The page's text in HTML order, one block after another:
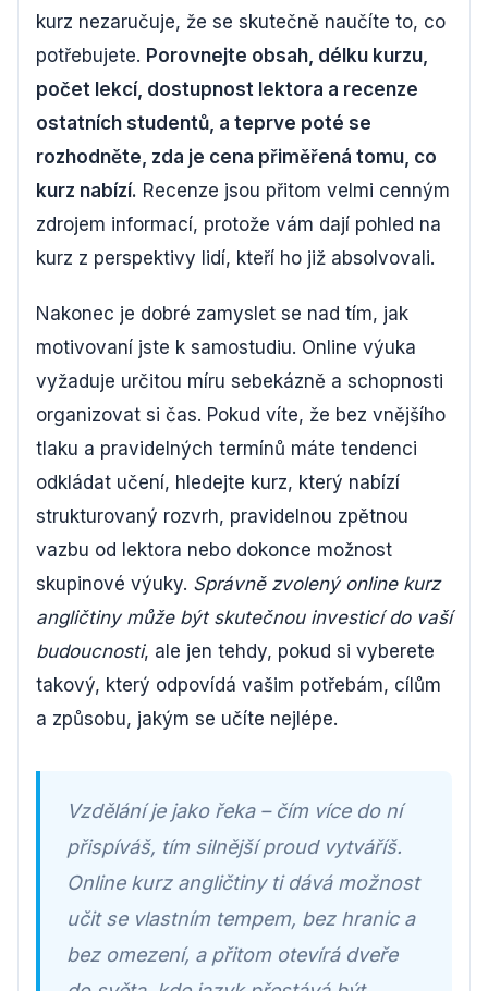
kurz nezaručuje, že se skutečně naučíte to, co
potřebujete. Porovnejte obsah, délku kurzu,
počet lekcí, dostupnost lektora a recenze
ostatních studentů, a teprve poté se
rozhodněte, zda je cena přiměřená tomu, co
kurz nabízí. Recenze jsou přitom velmi cenným
zdrojem informací, protože vám dají pohled na
kurz z perspektivy lidí, kteří ho již absolvovali.
Nakonec je dobré zamyslet se nad tím, jak
motivovaní jste k samostudiu. Online výuka
vyžaduje určitou míru sebekázně a schopnosti
organizovat si čas. Pokud víte, že bez vnějšího
tlaku a pravidelných termínů máte tendenci
odkládat učení, hledejte kurz, který nabízí
strukturovaný rozvrh, pravidelnou zpětnou
vazbu od lektora nebo dokonce možnost
skupinové výuky. Správně zvolený online kurz
angličtiny může být skutečnou investicí do vaší
budoucnosti, ale jen tehdy, pokud si vyberete
takový, který odpovídá vašim potřebám, cílům
a způsobu, jakým se učíte nejlépe.
Vzdělání je jako řeka – čím více do ní
přispíváš, tím silnější proud vytváříš.
Online kurz angličtiny ti dává možnost
učit se vlastním tempem, bez hranic a
bez omezení, a přitom otevírá dveře